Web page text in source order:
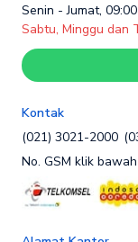
Senin - Jumat,
Sabtu, Minggu dan
Kontak
(021) 3021-2000
No. GSM klik